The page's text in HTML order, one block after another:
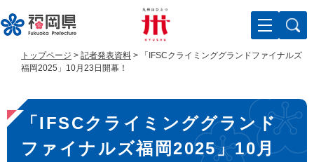
ー
ジ
す
。
ニ
ュ
し
て
トップページ > 記者発表資料 >
「IFSCクライミンググランドファイナルズ
福岡2025」10月23日開幕！
本
文
「IFSCクライミンググランド
ファイナルズ福岡2025」10月